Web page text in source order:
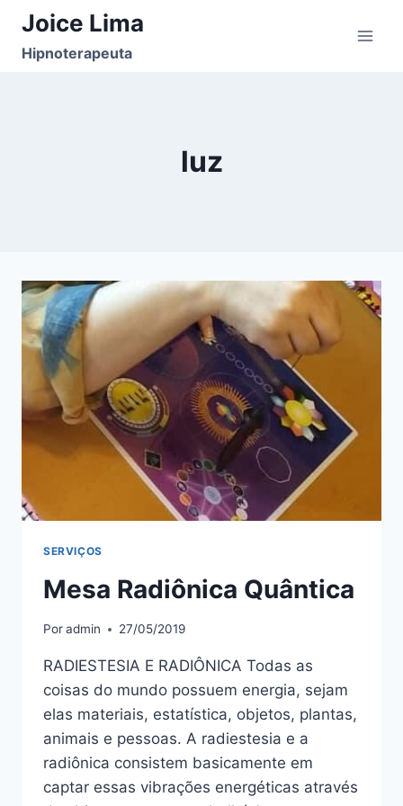
Pular
paraJoice Lima
Hipnoterapeuta
luz
SERVIÇOS
Mesa Radiônica Quântica
Poradmin 27/05/2019
RADIESTESIA E RADIÔNICA Todas as
coisas do mundo possuem energia, sejam
elas materiais, estatística, objetos, plantas,
animais e pessoas. A radiestesia e a
radiônica consistem basicamente em
captar essas vibrações energéticas através